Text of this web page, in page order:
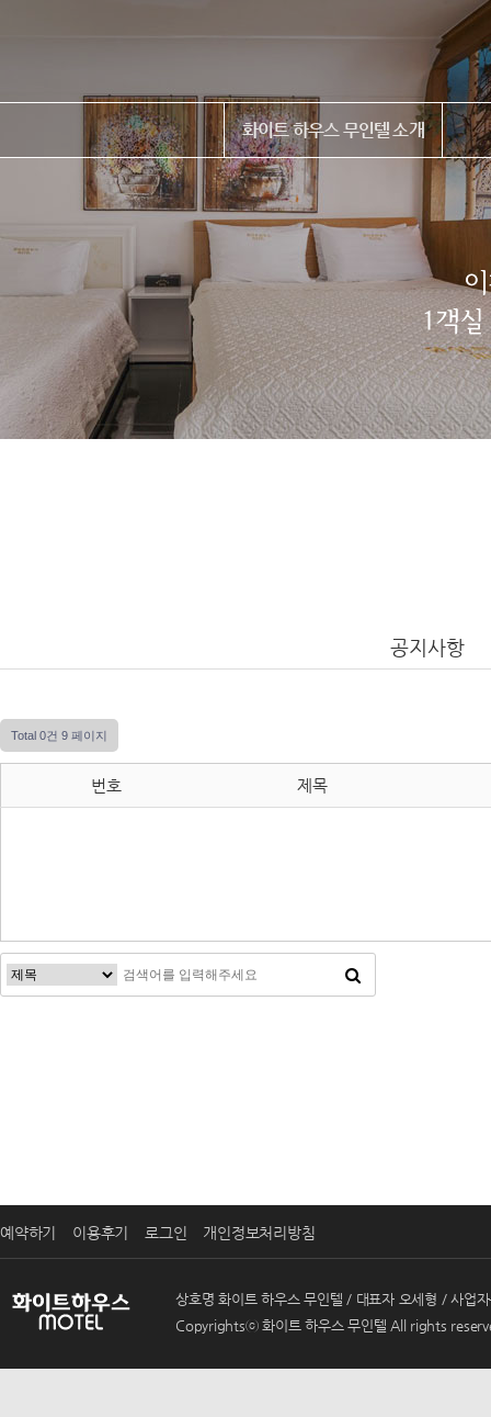
화이트 하우스 무인텔 소개
공지사항
Total 0건 9 페이지
번호 제목
예약하기 이용후기 로그인 개인정보처리방침
상호명 화이트 하우스 무인텔 / 대표자 오세형 / 사
Copyrightsⓒ 화이트 하우스 무인텔 All rights